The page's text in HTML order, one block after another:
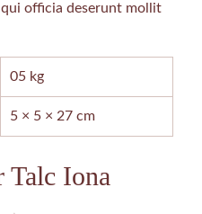
officia deserunt mollit
05 kg
5 × 5 × 27 cm
Talc Iona